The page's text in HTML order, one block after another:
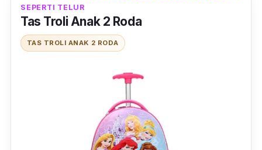
kompartemen yang luas di bagian dalam tas.
Pilihan motifnya pun beragam, mulai dari
tokoh kartun princess, superhero, doraemon,
Tas koper anak ini terbuat dari material plastik
PC dan plastik ABS berkualitas dengan
resleting yang kuat, membuat tas troli anak ini
SEPERTI TELUR
Tas Troli Anak 2 Roda
TAS TROLI ANAK 2 RODA